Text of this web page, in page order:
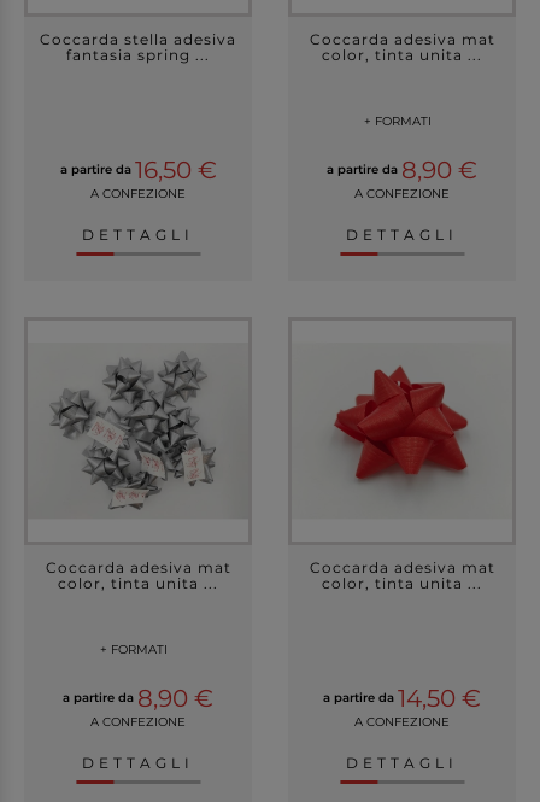
Coccarda stella adesiva
fantasia spring ...
a partire da 16,50 €
A CONFEZIONE
DETTAGLI
Coccarda adesiva mat
color, tinta unita ...
+ FORMATI
a partire da 8,90 €
A CONFEZIONE
DETTAGLI
Coccarda adesiva mat
color, tinta unita ...
+ FORMATI
a partire da 8,90 €
A CONFEZIONE
DETTAGLI
Coccarda adesiva mat
color, tinta unita ...
a partire da 14,50 €
A CONFEZIONE
DETTAGLI